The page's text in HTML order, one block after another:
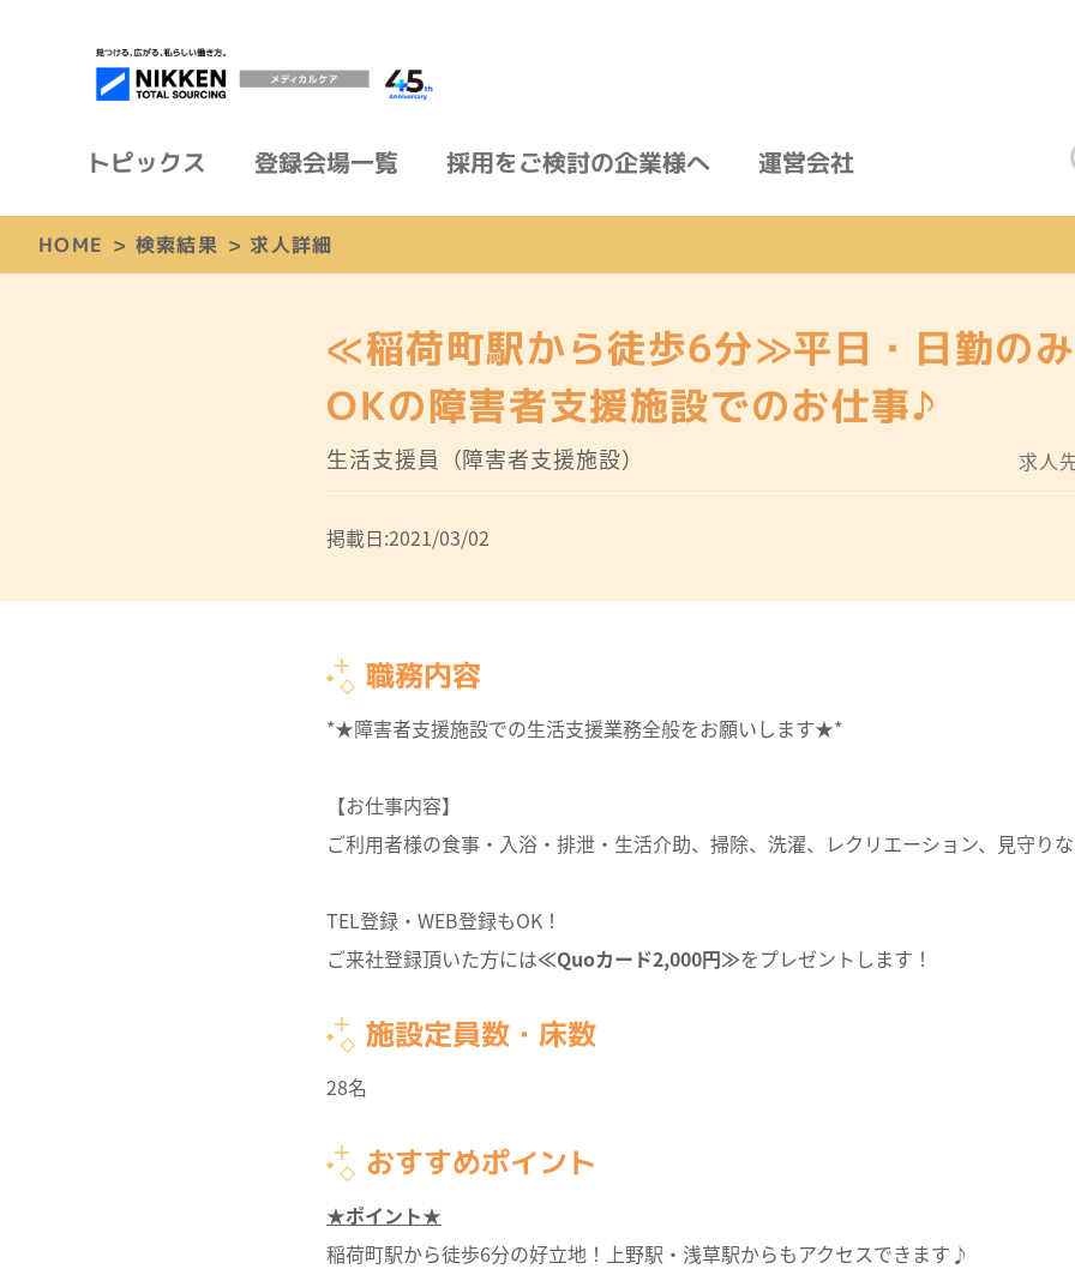
トピックス 登録会場一覧 採用をご検討の企業様へ 運営会社
HOME > 検索結果 > 求人詳細
≪稲荷町駅から徒歩6分≫平日・日勤の
OKの障害者支援施設でのお仕事♪
生活支援員（障害者支援施設） 求人
掲載日:2021/03/02
職務内容
*★障害者支援施設での生活支援業務全般をお願いします★*
【お仕事内容】
ご利用者様の食事・入浴・排泄・生活介助、掃除、洗濯、レクリエーション、見守り
TEL登録・WEB登録もOK！
ご来社登録頂いた方には≪Quoカード2,000円≫をプレゼントします！
施設定員数・床数
28名
おすすめポイント
★ポイント★
稲荷町駅から徒歩6分の好立地！上野駅・浅草駅からもアクセスできます♪